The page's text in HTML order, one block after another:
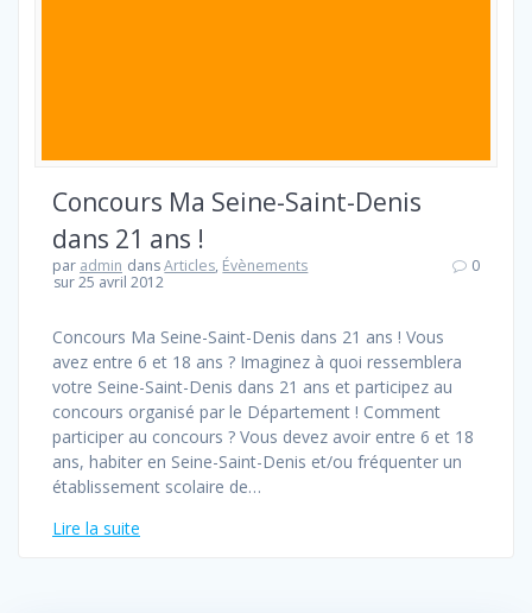
Concours Ma Seine-Saint-Denis
dans 21 ans !
par admin dansArticles, Évènements
sur 25 avril 2012
0
Concours Ma Seine-Saint-Denis dans 21 ans ! Vous
avez entre 6 et 18 ans ? Imaginez à quoi ressemblera
votre Seine-Saint-Denis dans 21 ans et participez au
concours organisé par le Département ! Comment
participer au concours ? Vous devez avoir entre 6 et 18
ans, habiter en Seine-Saint-Denis et/ou fréquenter un
établissement scolaire de…
Lire la suite